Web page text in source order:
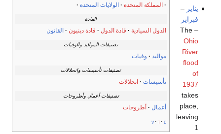
المملكة المتحدة
الولايات المتحدة
القادة
الدول السيادية قادة الدول قادة دينيون القانون
تصنيفات المواليد والوفيات
مواليد وفيات
تصنيفات تأسيسات وانحلالات
تأسيسات انحلالات
تصنيفات أعمال وأطروحات
أعمال أطروحات
v t e
يناير –
فبراير
– The
Ohio
River
flood
of
1937
takes
place,
leaving
1